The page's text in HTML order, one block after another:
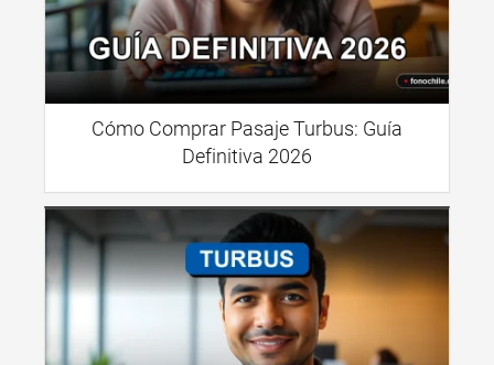
Cómo Comprar Pasaje Turbus: Guía
Definitiva 2026